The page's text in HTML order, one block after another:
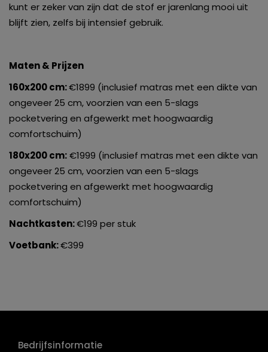
kunt er zeker van zijn dat de stof er jarenlang mooi uit
blijft zien, zelfs bij intensief gebruik.
Maten & Prijzen
160x200 cm:€1899 (inclusief matras met een dikte van
ongeveer 25 cm, voorzien van een 5-slags
pocketvering en afgewerkt met hoogwaardig
comfortschuim)
180x200 cm:€1999 (inclusief matras met een dikte van
ongeveer 25 cm, voorzien van een 5-slags
pocketvering en afgewerkt met hoogwaardig
comfortschuim)
Nachtkasten:€199 per stuk
Voetbank:€399
Bedrijfsinformatie